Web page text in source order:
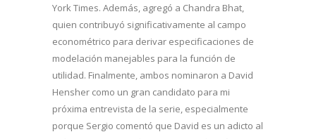
York Times. Además, agregó a Chandra Bhat,
quien contribuyó significativamente al campo
econométrico para derivar especificaciones de
modelación manejables para la función de
utilidad. Finalmente, ambos nominaron a David
Hensher como un gran candidato para mi
próxima entrevista de la serie, especialmente
porque Sergio comentó que David es un adicto al